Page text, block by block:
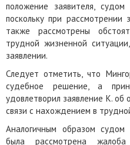
положение заявителя,
поскольку при
также рассмотрены
трудной жизненной
заявлении.
Следует отметить, что
судебное решение, а
удовлетворил заявление К.
связи с нахождением в
Аналогичным образом
была рассмотрена